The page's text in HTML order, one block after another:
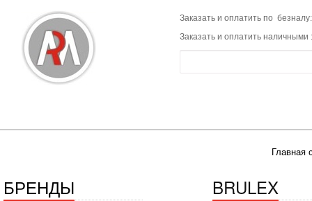
Заказать и оплатить по
Заказать и оплатить наличными
Главная
БРЕНДЫ
BRULEX